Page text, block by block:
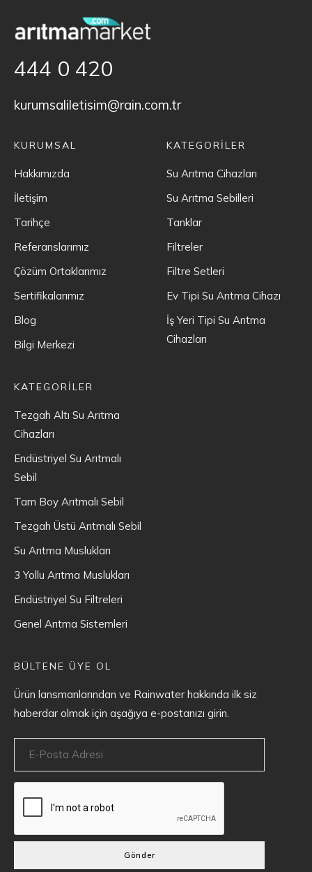
444 0 420
kurumsaliletisim@rain.com.tr
KURUMSAL
Hakkımızda
İletişim
Tarihçe
Referanslarımız
Çözüm Ortaklarımız
Sertifikalarımız
Blog
Bilgi Merkezi
KATEGORİLER
Su Arıtma Cihazları
Su Arıtma Sebilleri
Tanklar
Filtreler
Filtre Setleri
Ev Tipi Su Arıtma Cihazı
İş Yeri Tipi Su Arıtma
Cihazları
KATEGORİLER
Tezgah Altı Su Arıtma
Cihazları
Endüstriyel Su Arıtmalı
Sebil
Tam Boy Arıtmalı Sebil
Tezgah Üstü Arıtmalı Sebil
Su Arıtma Muslukları
3 Yollu Arıtma Muslukları
Endüstriyel Su Filtreleri
Genel Arıtma Sistemleri
BÜLTENE ÜYE OL
Ürün lansmanlarından ve Rainwater hakkında ilk siz
haberdar olmak için aşağıya e-postanızı girin.
Gönder